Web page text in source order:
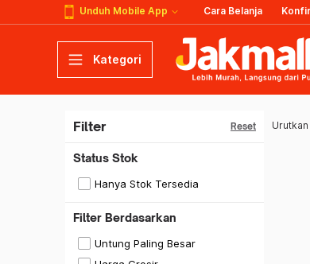
Unduh Mobile App Cara Belanja
Kategori
Filter Reset
Status Stok
Hanya Stok Tersedia
Filter Berdasarkan
Untung Paling Besar
Urutkan